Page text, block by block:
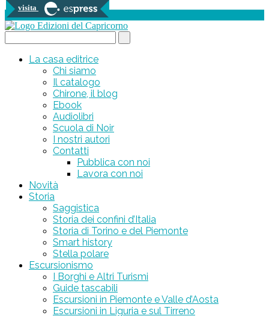
visita
0 prodotti
La casa editrice
Chi siamo
Il catalogo
Chirone, il blog
Ebook
Audiolibri
Scuola di Noir
I nostri autori
Contatti
Pubblica con noi
Lavora con noi
Novità
Storia
Saggistica
Storia dei confini d’Italia
Storia di Torino e del Piemonte
Smart history
Stella polare
Escursionismo
I Borghi e Altri Turismi
Guide tascabili
Escursioni in Piemonte e Valle d’Aosta
Escursioni in Liguria e sul Tirreno